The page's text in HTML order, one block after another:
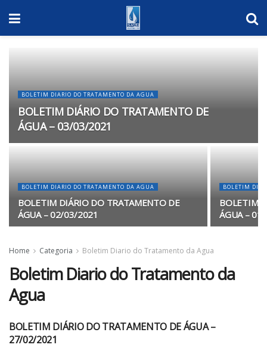
BOLETIM DIARIO DO TRATAMENTO DA AGUA
BOLETIM DIÁRIO DO TRATAMENTO DE
ÁGUA – 03/03/2021
BOLETIM DIARIO DO TRATAMENTO DA AGUA
BOLETIM DIÁRIO DO TRATAMENTO DE
ÁGUA – 02/03/2021
BOLETIM
BOLETIM
ÁGUA –
Home Categoria Boletim Diario do Tratamento da Agua
Boletim Diario do Tratamento da
Agua
BOLETIM DIARIO DO
TRATAMENTO DA AGUA
BOLETIM DIÁRIO DO TRATAMENTO DE ÁGUA –
27/02/2021